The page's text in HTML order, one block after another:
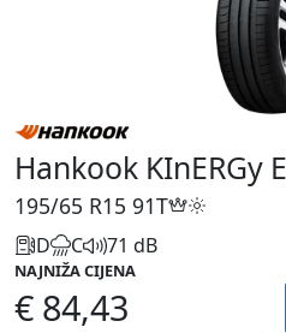
Hankook KInERGy
195/65 R15 91T
D C 71 dB
NAJNIŽA CIJENA
€ 84,43